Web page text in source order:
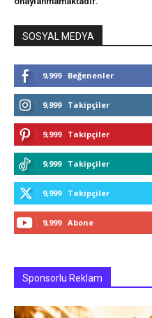
SOSYAL MEDYA
9,999 Beğenenler
9,999 Takipçiler
9,999 Takipçiler
9,999 Takipçiler
9,999 Takipçiler
9,999 Abone
Sponsorlu Reklam